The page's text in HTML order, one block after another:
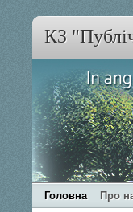
КЗ
Головна Про